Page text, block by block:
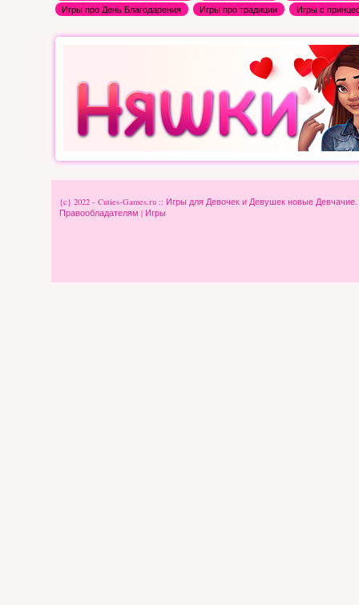
Игры про День Благодарения
Игры про традиции Игры с
{c} 2022 - Cuties-Games.ru :: Игры для Девочек и Девушек новые
Правообладателям | Игры